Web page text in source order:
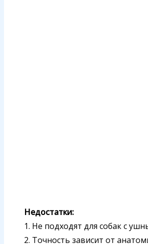
Недостатки:
1. Не подходят для собак с
2. Точность зависит от